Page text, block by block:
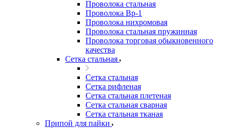
Проволока стальная
Проволока Вр-1
Проволока нихромовая
Проволока стальная пружинная
Проволока торговая обыкновенного
качества
Сетка стальная
Сетка стальная
Сетка рифленая
Сетка стальная плетеная
Сетка стальная сварная
Сетка стальная тканая
Припой для пайки